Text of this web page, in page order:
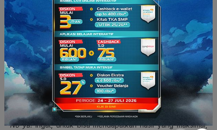
Youtube: Ton Duc Thang University
Telepon: +84 28 377 55 108
Email: cis@tdtu.edu.vn
Website:https://cis.tdtu.edu.vn/
“Duh ribet ya kalau mau kuliah di luar negeri, banyak banget
persyaratannya”
Hayo,siapa yang belum daftar sudah berpikir seperti itu?Big
No ya!Ingat, untuk bisa mendapatkan hasil yang maksimal,